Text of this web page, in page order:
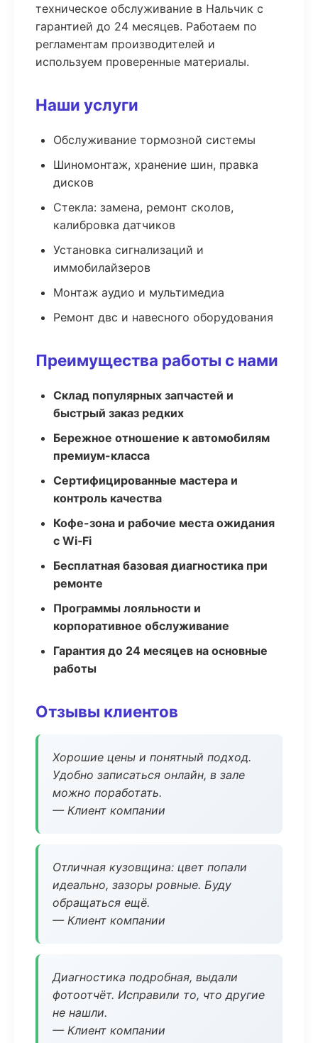
техническое обслуживание в Нальчик с
гарантией до 24 месяцев. Работаем по
регламентам производителей и
используем проверенные материалы.
Наши услуги
Обслуживание тормозной системы
Шиномонтаж, хранение шин, правка
дисков
Стекла: замена, ремонт сколов,
калибровка датчиков
Установка сигнализаций и
иммобилайзеров
Монтаж аудио и мультимедиа
Ремонт двс и навесного оборудования
Преимущества работы с нами
Склад популярных запчастей и
быстрый заказ редких
Бережное отношение к автомобилям
премиум-класса
Сертифицированные мастера и
контроль качества
Кофе-зона и рабочие места ожидания
с Wi‑Fi
Бесплатная базовая диагностика при
ремонте
Программы лояльности и
корпоративное обслуживание
Гарантия до 24 месяцев на основные
работы
Отзывы клиентов
Хорошие цены и понятный подход.
Удобно записаться онлайн, в зале
можно поработать.
— Клиент компании
Отличная кузовщина: цвет попали
идеально, зазоры ровные. Буду
обращаться ещё.
— Клиент компании
Диагностика подробная, выдали
фотоотчёт. Исправили то, что другие
не нашли.
— Клиент компании